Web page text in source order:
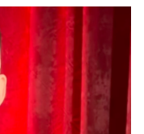
një këngë
elementë. Me një
shqiptarëve